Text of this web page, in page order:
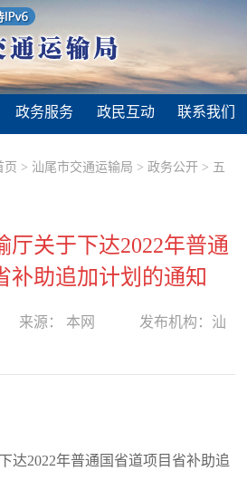
政务服务 政民互动 联系我们
页 > 汕尾市交通运输局 >政务公开 > 五
厅关于下达2022年普通
补助追加计划的通知
来源： 本网 发布机构： 汕
达2022年普通国省道项目省补助追